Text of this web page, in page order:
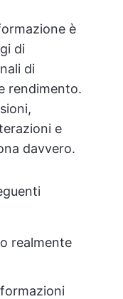
è
di
di
rendimento.
e
davvero.
realmente